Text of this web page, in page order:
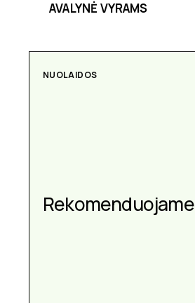
AVALYNĖ VYRAMS
NUOLAIDOS
Rekomenduojame